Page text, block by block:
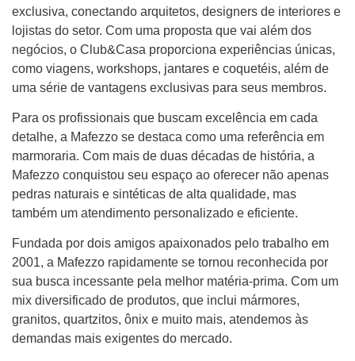
exclusiva, conectando arquitetos, designers de interiores e
lojistas do setor. Com uma proposta que vai além dos
negócios, o Club&Casa proporciona experiências únicas,
como viagens, workshops, jantares e coquetéis, além de
uma série de vantagens exclusivas para seus membros.
Para os profissionais que buscam excelência em cada
detalhe, a Mafezzo se destaca como uma referência em
marmoraria. Com mais de duas décadas de história, a
Mafezzo conquistou seu espaço ao oferecer não apenas
pedras naturais e sintéticas de alta qualidade, mas
também um atendimento personalizado e eficiente.
Fundada por dois amigos apaixonados pelo trabalho em
2001, a Mafezzo rapidamente se tornou reconhecida por
sua busca incessante pela melhor matéria-prima. Com um
mix diversificado de produtos, que inclui mármores,
granitos, quartzitos, ônix e muito mais, atendemos às
demandas mais exigentes do mercado.